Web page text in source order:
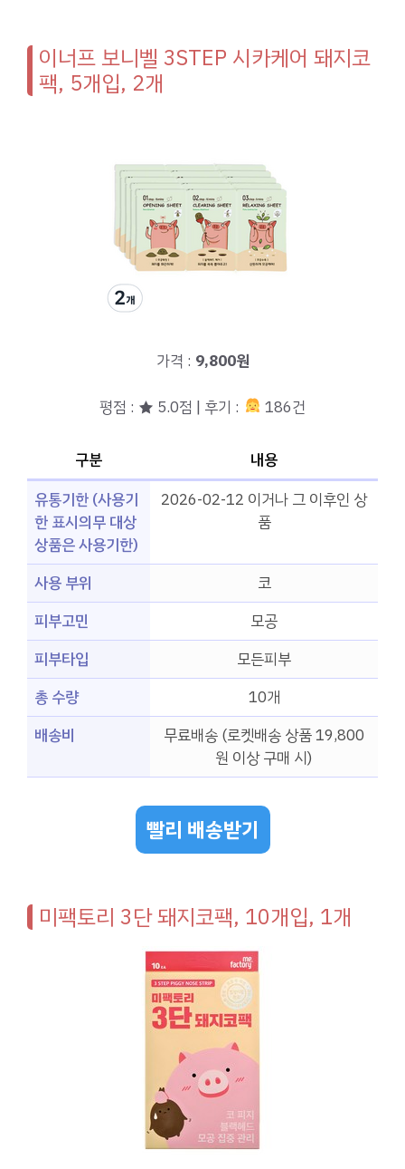
이너프 보니벨 3STEP 시카케어 돼지코
팩, 5개입, 2개
가격 : 9,800원
평점 : ★ 5.0점 | 후기 : 186건
구분
내용
유통기한 (사용기
한 표시의무 대상
상품은 사용기한)
2026-02-12 이거나 그 이후인 상
품
사용 부위
코
피부고민
모공
피부타입
모든피부
총 수량
10개
배송비
무료배송 (로켓배송 상품 19,800
원 이상 구매 시)
빨리 배송받기
미팩토리 3단 돼지코팩, 10개입, 1개